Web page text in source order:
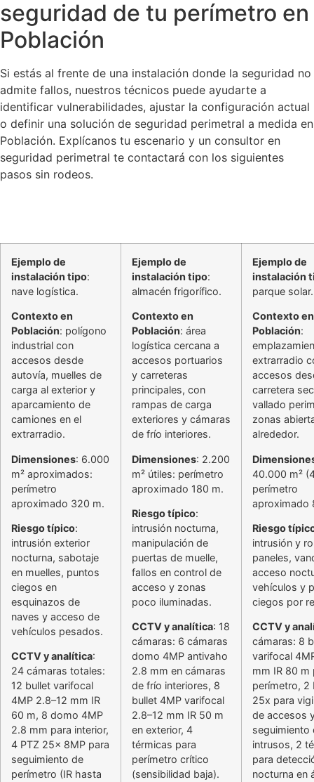
seguridad de tu perímetro en
Población
Si estás al frente de una instalación donde la seguridad no
admite fallos, nuestros técnicos puede ayudarte a
identificar vulnerabilidades, ajustar la configuración actual
o definir una solución de seguridad perimetral a medida en
Población. Explícanos tu escenario y un consultor en
seguridad perimetral te contactará con los siguientes
pasos sin rodeos.
Ejemplo de
instalación tipo:
nave logística.
Contexto en
Población: polígono
industrial con
accesos desde
autovía, muelles de
carga al exterior y
aparcamiento de
camiones en el
extrarradio.
Dimensiones: 6.000
m² aproximados:
perímetro
aproximado 320 m.
Riesgo típico:
intrusión exterior
nocturna, sabotaje
en muelles, puntos
ciegos en
esquinazos de
naves y acceso de
vehículos pesados.
CCTV y analítica:
24 cámaras totales:
12 bullet varifocal
4MP 2.8–12 mm IR
60 m, 8 domo 4MP
2.8 mm para interior,
4 PTZ 25x 8MP para
seguimiento de
perímetro (IR hasta
Ejemplo de
instalación tipo:
almacén frigorífico.
Contexto en
Población: área
logística cercana a
accesos portuarios
y carreteras
principales, con
rampas de carga
exteriores y cámaras
de frío interiores.
Dimensiones: 2.200
m² útiles: perímetro
aproximado 180 m.
Riesgo típico:
intrusión nocturna,
manipulación de
puertas de muelle,
fallos en control de
acceso y zonas
poco iluminadas.
CCTV y analítica: 18
cámaras: 6 cámaras
domo 4MP antivaho
2.8 mm en cámaras
de frío interiores, 8
bullet 4MP varifocal
2.8–12 mm IR 50 m
en exterior, 4
térmicas para
perímetro crítico
(sensibilidad baja).
Ejemplo de
instalación
parque solar.
Contexto en
Población:
extrarradio
accesos
carretera
vallado
zonas
alrededor.
40.000 m²
perímetro
aproximado
Riesgo
intrusión y
paneles,
acceso
vehículos y
ciegos por
CCTV y
cámaras: 8
varifocal
mm IR 80 m
perímetro, 2
25x para
de accesos
seguimiento
intrusos, 2
para
nocturna en